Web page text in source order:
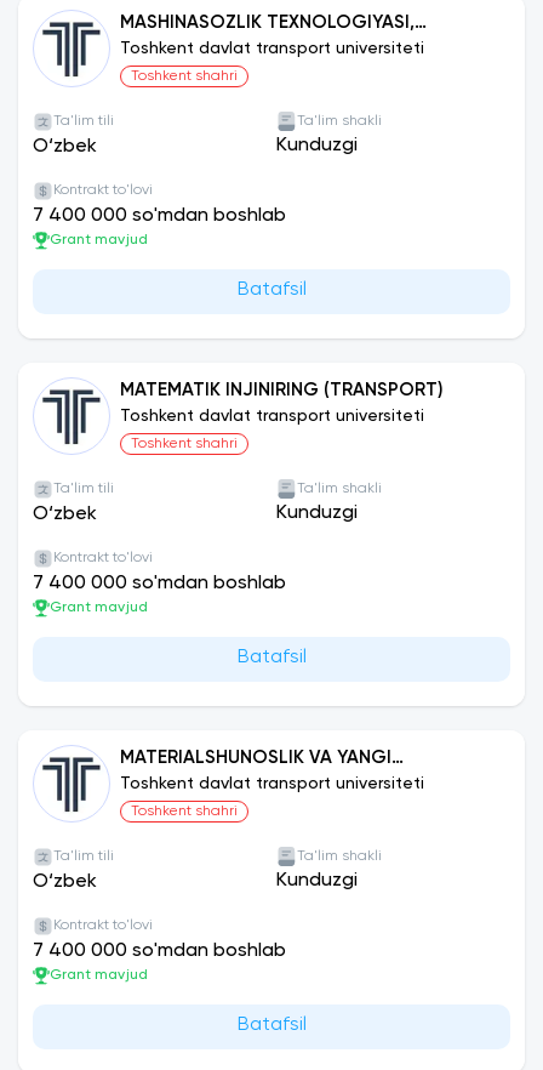
MASHINASOZLIK TEXNOLOGIYASI,
MASHINASOZLIK ISHLAB CHIQARISHINI
JIHOZLASH VA AVTOMATLASHTIRISH
Toshkent davlat transport universiteti
Toshkent shahri
Ta'lim tili
O‘zbek
Ta'lim shakli
Kunduzgi
Kontrakt to'lovi
7 400 000 so'mdan boshlab
Grant mavjud
Batafsil
MATEMATIK INJINIRING (TRANSPORT)
Toshkent davlat transport universiteti
Toshkent shahri
Ta'lim tili
O‘zbek
Ta'lim shakli
Kunduzgi
Kontrakt to'lovi
7 400 000 so'mdan boshlab
Grant mavjud
Batafsil
MATERIALSHUNOSLIK VA YANGI
MATERIALLAR TEXNOLOGIYASI (TEMIR YO‘L
TRANSPORTI)
Toshkent davlat transport universiteti
Toshkent shahri
Ta'lim tili
O‘zbek
Ta'lim shakli
Kunduzgi
Kontrakt to'lovi
7 400 000 so'mdan boshlab
Grant mavjud
Batafsil